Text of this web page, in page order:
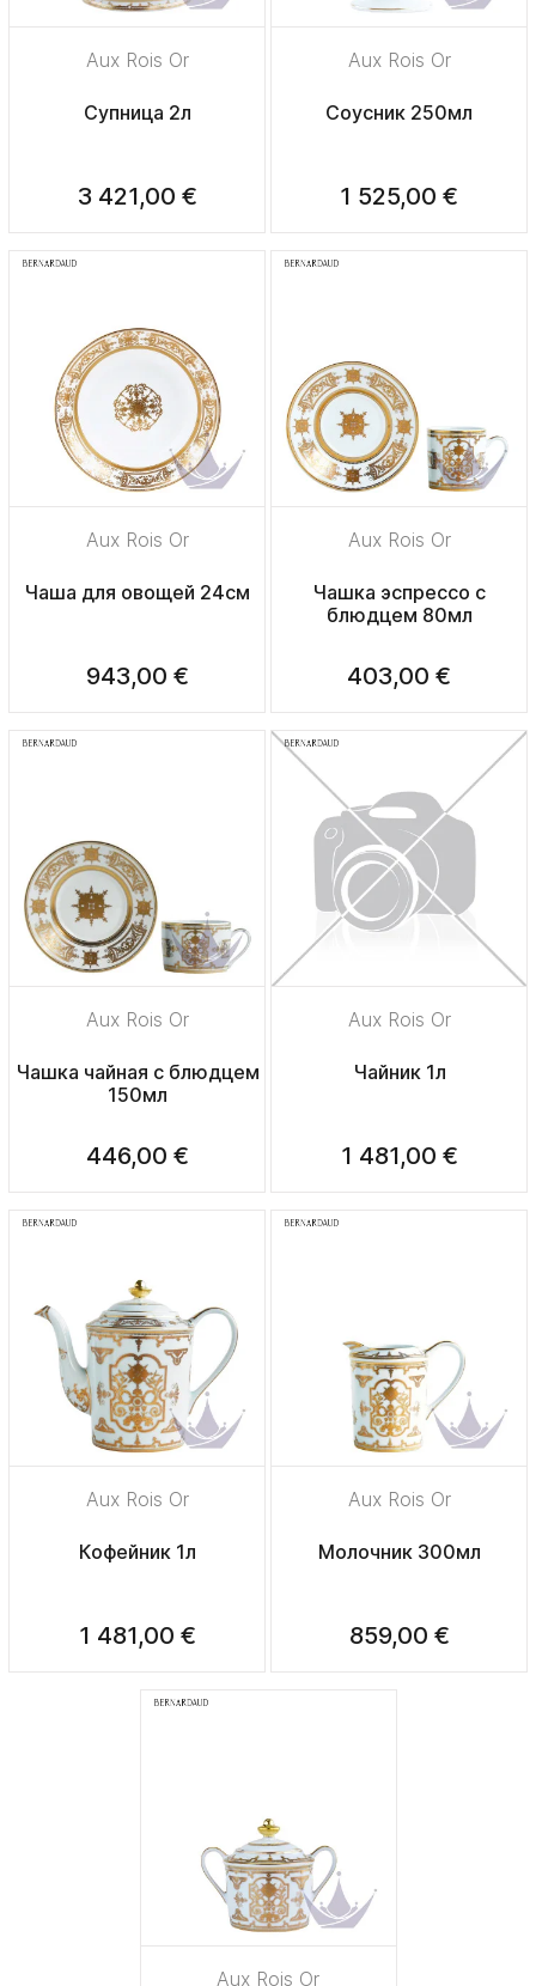
Aux Rois Or
Супница 2л
3 421,00 €
Aux Rois Or
Соусник 250мл
1 525,00 €
Aux Rois Or
Чаша для овощей 24см
943,00 €
Aux Rois Or
Чашка эспрессо с
блюдцем 80мл
403,00 €
Aux Rois Or
Чашка чайная с блюдцем
150мл
446,00 €
Aux Rois Or
Чайник 1л
1 481,00 €
Aux Rois Or
Кофейник 1л
1 481,00 €
Aux Rois Or
Молочник 300мл
859,00 €
Aux Rois Or